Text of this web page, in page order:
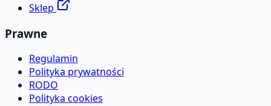
Sklep
Prawne
Regulamin
Polityka prywatności
RODO
Polityka cookies